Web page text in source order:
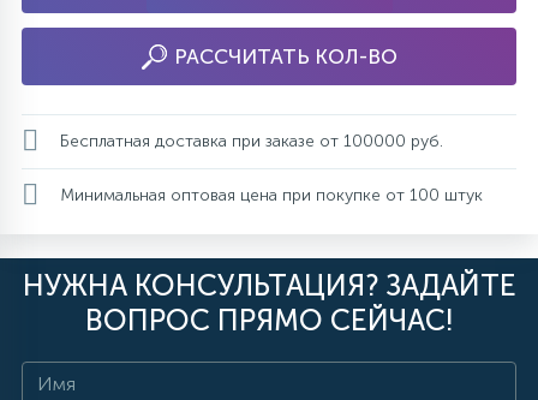
РАССЧИТАТЬ КОЛ-ВО
Бесплатная доставка при заказе от 100000 руб.
Минимальная оптовая цена при покупке от 100 штук
НУЖНА КОНСУЛЬТАЦИЯ? ЗАДАЙТЕ
ВОПРОС ПРЯМО СЕЙЧАС!